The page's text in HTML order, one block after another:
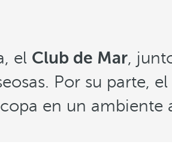
el Club de Mar,
Por su parte,
en un ambiente